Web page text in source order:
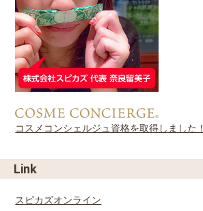
コスメコンシェルジュ資格を取得しました！
Link
スピカズオンライン